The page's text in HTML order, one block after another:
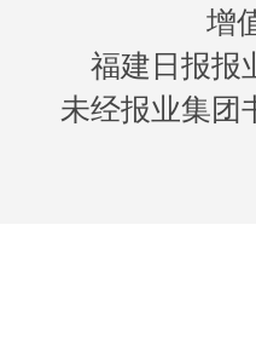
增
福建日报报
未经报业集团